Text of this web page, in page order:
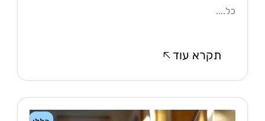
תקרא עוד